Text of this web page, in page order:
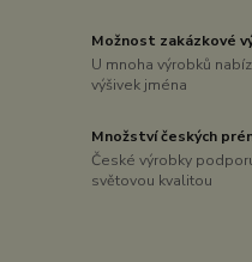
Možnost zakázkové
U mnoha výrobků
výšivek jména
Množství českých
České výrobky
světovou kvalitou